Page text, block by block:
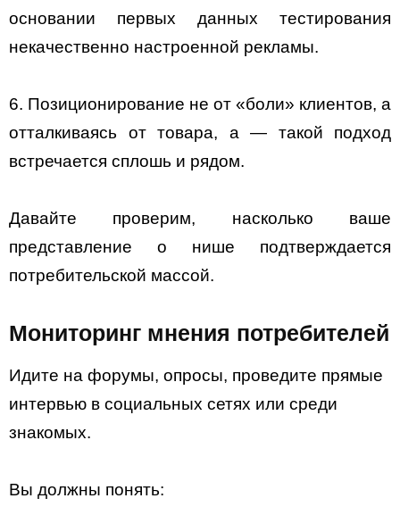
основании первых данных тестирования
некачественно настроенной рекламы.
6. Позиционирование не от «боли» клиентов, а
отталкиваясь от товара, а — такой подход
встречается сплошь и рядом.
Давайте проверим, насколько ваше
представление о нише подтверждается
потребительской массой.
Мониторинг мнения потребителей
Идите на форумы, опросы, проведите прямые
интервью в социальных сетях или среди
знакомых.
Вы должны понять: